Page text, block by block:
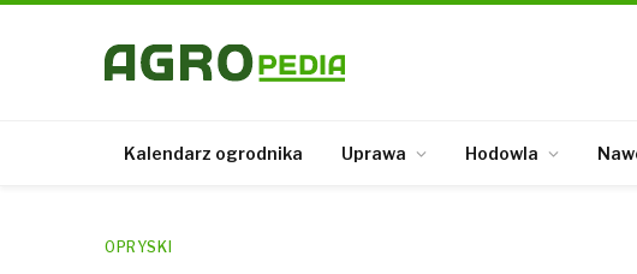
Kalendarz ogrodnika Uprawa Hodowla
OPRYSKI